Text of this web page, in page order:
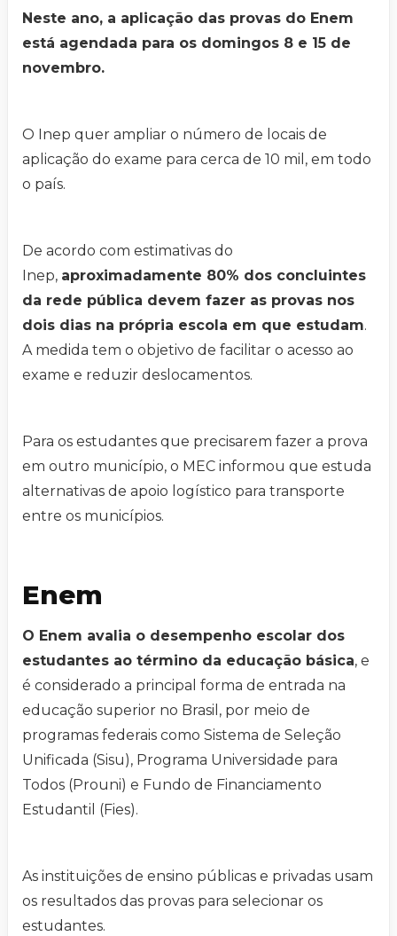
Neste ano, a aplicação das provas do Enem
está agendada para os domingos 8 e 15 de
novembro.
O Inep quer ampliar o número de locais de
aplicação do exame para cerca de 10 mil, em todo
o país.
De acordo com estimativas do
Inep, aproximadamente 80% dos concluintes
da rede pública devem fazer as provas nos
dois dias na própria escola em que estudam.
A medida tem o objetivo de facilitar o acesso ao
exame e reduzir deslocamentos.
Para os estudantes que precisarem fazer a prova
em outro município, o MEC informou que estuda
alternativas de apoio logístico para transporte
entre os municípios.
Enem
O Enem avalia o desempenho escolar dos
estudantes ao término da educação básica, e
é considerado a principal forma de entrada na
educação superior no Brasil, por meio de
programas federais como Sistema de Seleção
Unificada (Sisu), Programa Universidade para
Todos (Prouni) e Fundo de Financiamento
Estudantil (Fies).
As instituições de ensino públicas e privadas usam
os resultados das provas para selecionar os
estudantes.